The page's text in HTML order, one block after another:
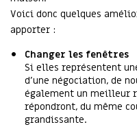
Voici donc quelques
apporter :
Changer les fenêtres
Si elles représentent
d’une négociation, de
également un meilleur
répondront, du même
grandissante.